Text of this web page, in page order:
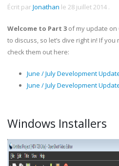
Écrit parJonathan le 28 juillet 2014 .
Welcome to Part 3 of my update on
to discuss, so let’s dive right in! If
check them out here:
June / July Development
June / July Development
Windows Installers